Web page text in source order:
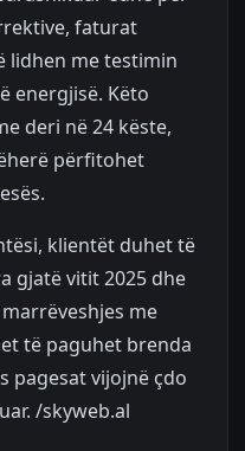
faturat
lidhen me testimin
energjisë. Këto
deri në 24 këste,
përfitohet
klientët duhet të
gjatë vitit 2025 dhe
me
të paguhet brenda
pagesat vijojnë çdo
/skyweb.al